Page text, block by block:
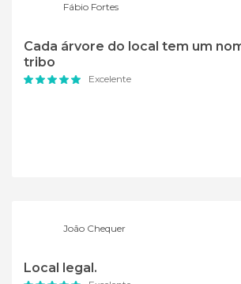
Fábio Fortes
Cada árvore do local tem um
tribo
Excelente
João Chequer
Local legal.